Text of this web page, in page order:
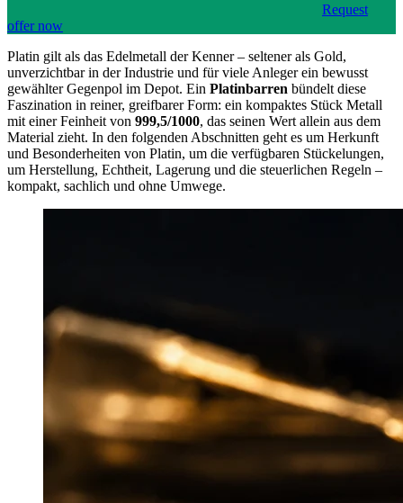
Request
offer now
Platin gilt als das Edelmetall der Kenner – seltener als Gold,
unverzichtbar in der Industrie und für viele Anleger ein bewusst
gewählter Gegenpol im Depot. Ein Platinbarren bündelt diese
Faszination in reiner, greifbarer Form: ein kompaktes Stück Metall
mit einer Feinheit von 999,5/1000, das seinen Wert allein aus dem
Material zieht. In den folgenden Abschnitten geht es um Herkunft
und Besonderheiten von Platin, um die verfügbaren Stückelungen,
um Herstellung, Echtheit, Lagerung und die steuerlichen Regeln –
kompakt, sachlich und ohne Umwege.